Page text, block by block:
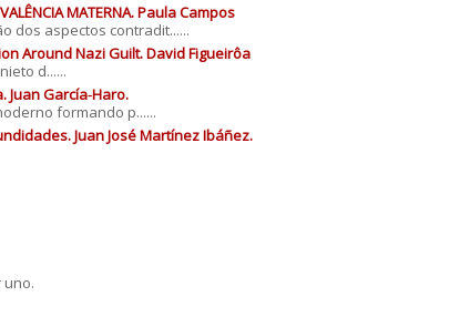
MATERNA. Paula Campos
dos aspectos contradit......
Around Nazi Guilt. David Figueirôa
d......
García‐Haro.
formando p......
Juan José Martínez Ibáñez.
uno.